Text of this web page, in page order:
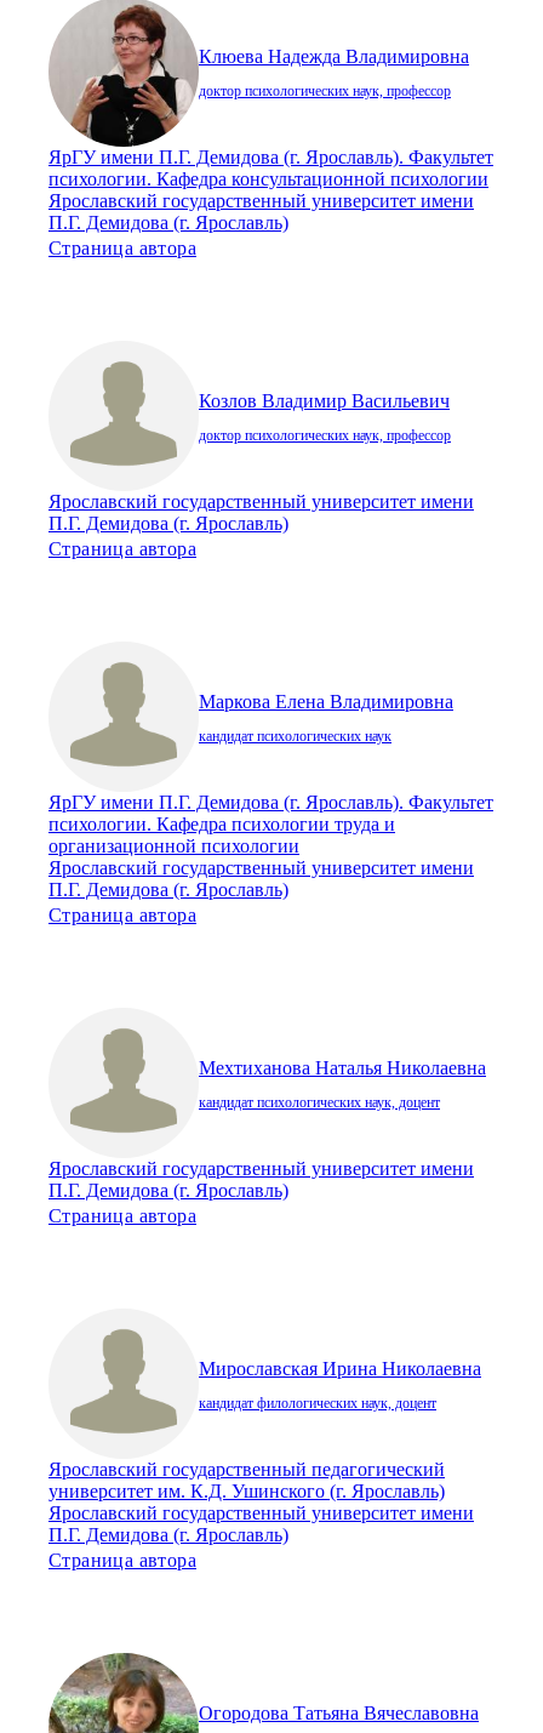
Клюева Надежда Владимировна
доктор психологических наук, профессор
ЯрГУ имени П.Г. Демидова (г. Ярославль). Факультет
психологии. Кафедра консультационной психологии
Ярославский государственный университет имени
П.Г. Демидова (г. Ярославль)
Страница автора
Козлов Владимир Васильевич
доктор психологических наук, профессор
Ярославский государственный университет имени
П.Г. Демидова (г. Ярославль)
Страница автора
Маркова Елена Владимировна
кандидат психологических наук
ЯрГУ имени П.Г. Демидова (г. Ярославль). Факультет
психологии. Кафедра психологии труда и
организационной психологии
Ярославский государственный университет имени
П.Г. Демидова (г. Ярославль)
Страница автора
Мехтиханова Наталья Николаевна
кандидат психологических наук, доцент
Ярославский государственный университет имени
П.Г. Демидова (г. Ярославль)
Страница автора
Мирославская Ирина Николаевна
кандидат филологических наук, доцент
Ярославский государственный педагогический
университет им. К.Д. Ушинского (г. Ярославль)
Ярославский государственный университет имени
П.Г. Демидова (г. Ярославль)
Страница автора
Огородова Татьяна Вячеславовна